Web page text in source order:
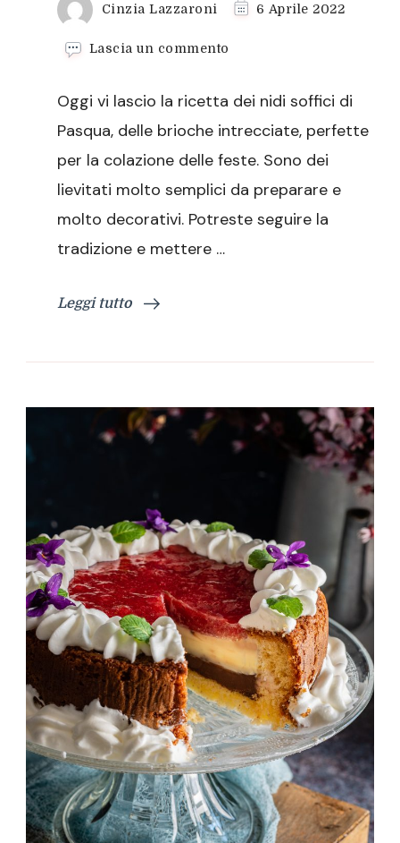
Cinzia Lazzaroni 6 Aprile 2022
Lascia un commento
di
Pasqua
Oggi vi lascio la ricetta dei nidi soffici di
Pasqua, delle brioche intrecciate, perfette
per la colazione delle feste. Sono dei
lievitati molto semplici da preparare e
molto decorativi. Potreste seguire la
tradizione e mettere …
Leggi tutto